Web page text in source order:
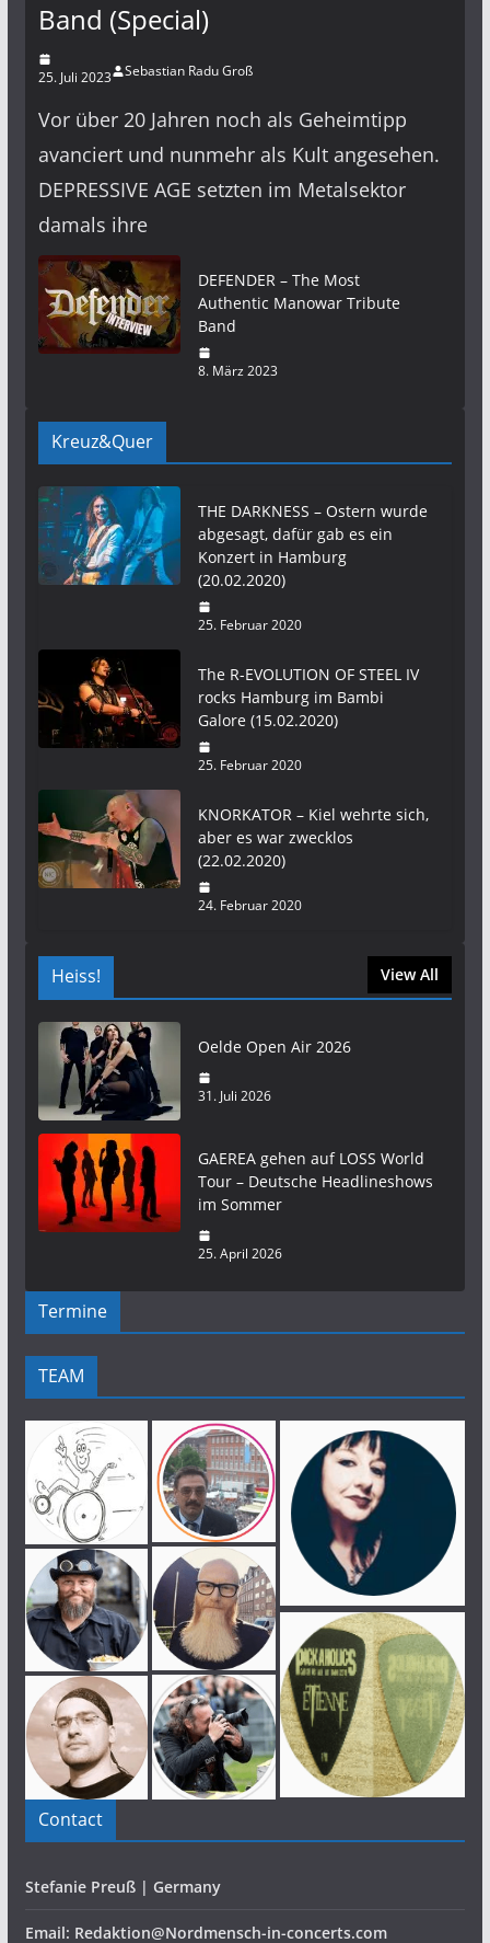
Band (Special)
25. Juli 2023 Sebastian Radu Groß
Vor über 20 Jahren noch als Geheimtipp
avanciert und nunmehr als Kult angesehen.
DEPRESSIVE AGE setzten im Metalsektor
damals ihre
DEFENDER – The Most
Authentic Manowar Tribute
Band
8. März 2023
Kreuz&Quer
THE DARKNESS – Ostern wurde
abgesagt, dafür gab es ein
Konzert in Hamburg
(20.02.2020)
25. Februar 2020
The R-EVOLUTION OF STEEL IV
rocks Hamburg im Bambi
Galore (15.02.2020)
25. Februar 2020
KNORKATOR – Kiel wehrte sich,
aber es war zwecklos
(22.02.2020)
24. Februar 2020
Heiss! View All
Oelde Open Air 2026
31. Juli 2026
GAEREA gehen auf LOSS World
Tour – Deutsche Headlineshows
im Sommer
25. April 2026
Termine
TEAM
Contact
Stefanie Preuß | Germany
Email: Redaktion@Nordmensch-in-concerts.com